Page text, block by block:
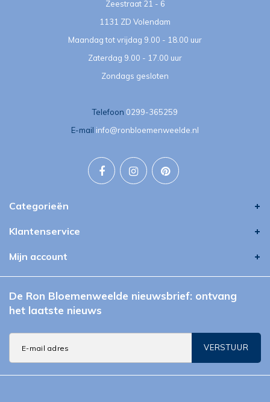
Zeestraat 21 - 6
1131 ZD Volendam
Maandag tot vrijdag 9.00 - 18.00 uur
Zaterdag 9.00 - 17.00 uur
Zondags gesloten
Telefoon 0299-365259
E-mail info@ronbloemenweelde.nl
Categorieën
Klantenservice
Mijn account
De Ron Bloemenweelde nieuwsbrief: ontvang
het laatste nieuws
VERSTUUR